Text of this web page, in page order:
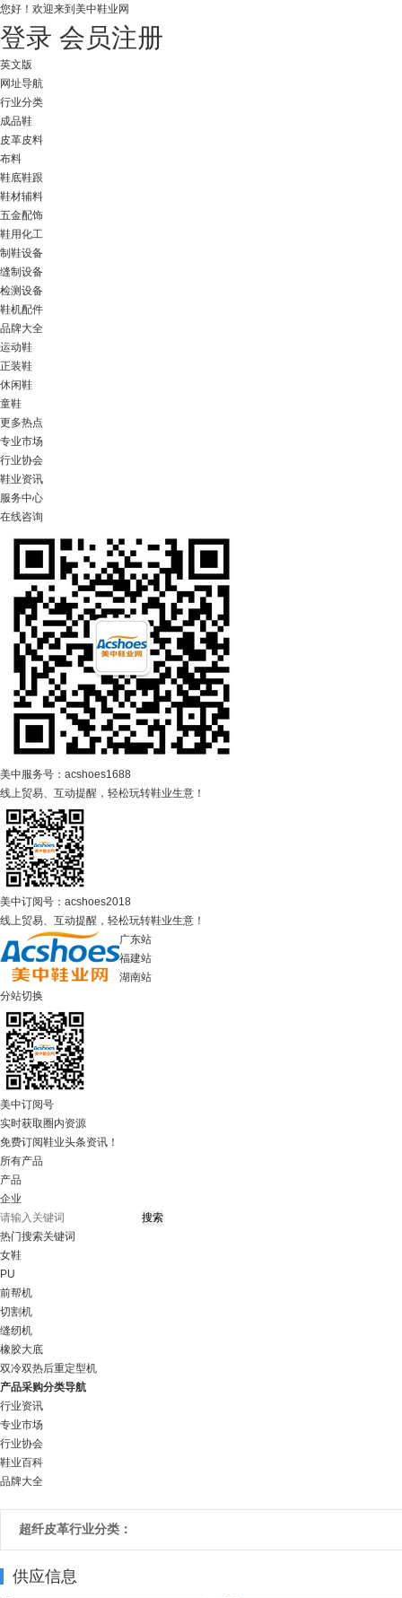
您好！ 欢迎来到美中鞋业网
登录 会员注册
英文版
网址导航
行业分类
成品鞋
皮革皮料
布料
鞋底鞋跟
鞋材辅料
五金配饰
鞋用化工
制鞋设备
缝制设备
检测设备
鞋机配件
品牌大全
运动鞋
正装鞋
休闲鞋
童鞋
更多热点
专业市场
行业协会
鞋业资讯
服务中心
在线咨询
美中服务号：acshoes1688
线上贸易、互动提醒，轻松玩转鞋业生意！
美中订阅号：acshoes2018
线上贸易、互动提醒，轻松玩转鞋业生意！
广东站
福建站
湖南站
分站切换
美中订阅号
实时获取圈内资源
免费订阅鞋业头条资讯！
所有产品
产品
企业
热门搜索关键词
女鞋
PU
前帮机
切割机
缝纫机
橡胶大底
双冷双热后重定型机
产品采购分类导航
行业资讯
专业市场
行业协会
鞋业百科
品牌大全
超纤皮革行业分类：
供应信息